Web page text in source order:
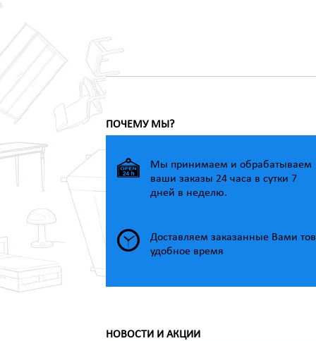
ПОЧЕМУ МЫ?
Мы принимаем и обрабатываем
ваши заказы 24 часа в сутки 7
дней в неделю.
Доставляем заказанные Вами
удобное время
НОВОСТИ И АКЦИИ